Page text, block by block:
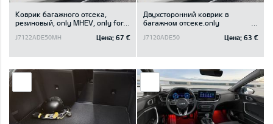
Коврик багажного отсека,
резиновый, only MHEV, only for
J7122ADE50MH Цена: 67 €
Двухсторонний коврик в
багажном отсеке.only
luggage board in upper position
J7120ADE50 Цена: 63 €